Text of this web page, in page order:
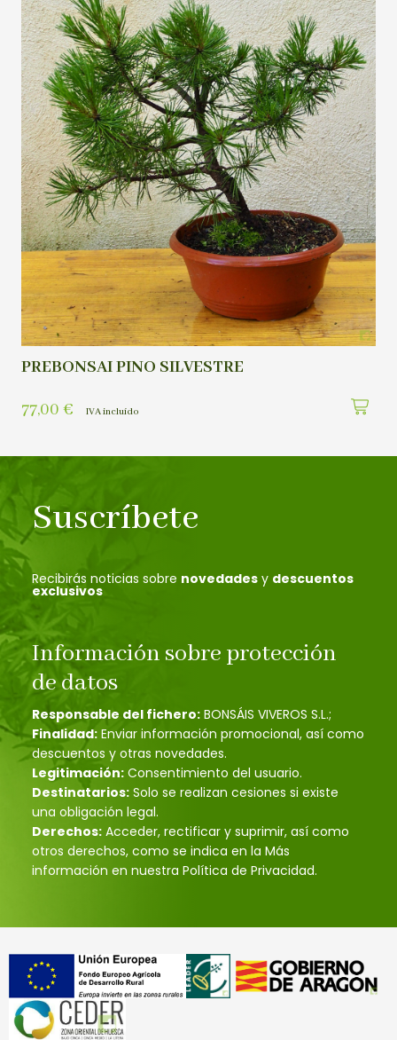
PREBONSAI PINO SILVESTRE
77,00 € IVA incluído
Suscríbete
Recibirás noticias sobre novedades y descuentos
exclusivos
Información sobre protección
de datos
Responsable del fichero: BONSÁIS VIVEROS S.L.;
Finalidad: Enviar información promocional, así como
descuentos y otras novedades.
Legitimación: Consentimiento del usuario.
Destinatarios: Solo se realizan cesiones si existe
una obligación legal.
Derechos: Acceder, rectificar y suprimir, así como
otros derechos, como se indica en la Más
información en nuestra Política de Privacidad.